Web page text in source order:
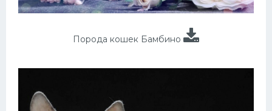
Порода кошек Бамбино